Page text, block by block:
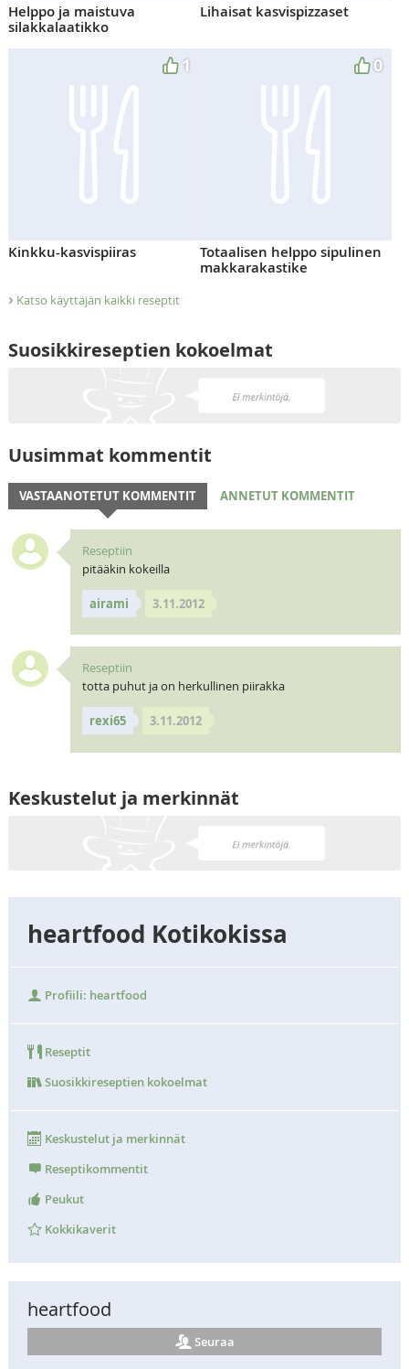
Helppo ja maistuva
silakkalaatikko
Lihaisat kasvispizzaset
1
Kinkku-kasvispiiras
0
Totaalisen helppo sipulinen
makkarakastike
› Katso käyttäjän kaikki reseptit
Suosikkireseptien kokoelmat
Uusimmat kommentit
VASTAANOTETUT KOMMENTIT ANNETUT KOMMENTIT
Reseptiin
pitääkin kokeilla
airami 3.11.2012
Reseptiin
totta puhut ja on herkullinen piirakka
rexi65 3.11.2012
Keskustelut ja merkinnät
heartfood Kotikokissa
Profiili: heartfood
Reseptit
Suosikkireseptien kokoelmat
Keskustelut ja merkinnät
Reseptikommentit
Peukut
Kokkikaverit
heartfood
Seuraa